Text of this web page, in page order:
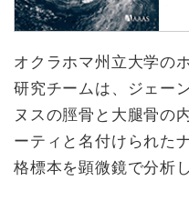
オクラホマ州立大学の
研究チームは、ジェー
ヌスの脛骨と大腿骨の
ーティと名付けられた
格標本を顕微鏡で分析